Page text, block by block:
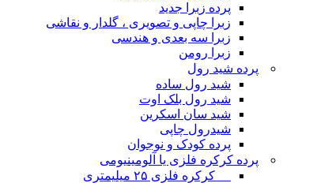
پرده زبرا جدید
زبرا چاپی و تصویری ، گلدار و نقاشی
زبرا سه بعدی و هندسی
زبرا رومن
پرده شید رول
شید رول ساده
شید رول بلک اوت
شید سان اسکرین
شیدرول چاپی
پرده کودک و نوجوان
پرده کرکره فلزی یا آلومینیومی
__ کرکره فلزی ۲۵ میلیمتری